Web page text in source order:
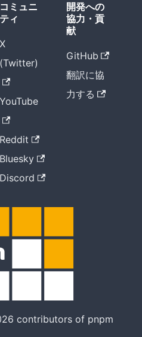
コミュニ
ティ
X
(Twitter)
YouTube
Reddit
Bluesky
Discord
開発への
協力・貢
献
GitHub
翻訳に協
力する
contributors of pnpm